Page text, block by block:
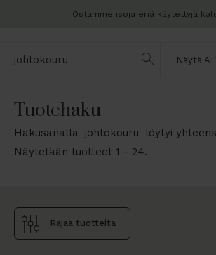
Ostamme isoja eriä käytettyjä
Näytä
Tuotehaku
Hakusanalla 'johtokouru' löytyi
Näytetään tuotteet 1 - 24.
Rajaa tuotteita